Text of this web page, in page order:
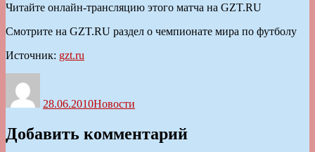
Читайте онлайн-трансляцию этого матча на GZT.RU
Смотрите на GZT.RU раздел о чемпионате мира по футболу
Источник: gzt.ru
28.06.2010Новости
Добавить комментарий